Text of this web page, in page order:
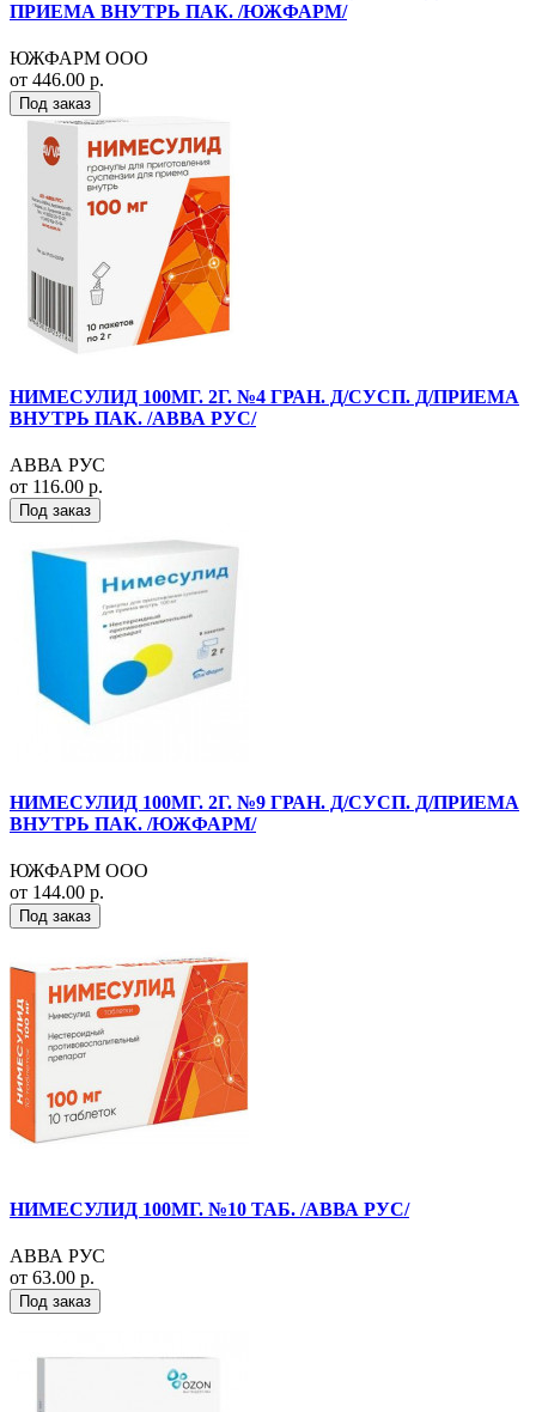
ПРИЕМА ВНУТРЬ ПАК. /ЮЖФАРМ/
ЮЖФАРМ ООО
от 446.00 р.
Под заказ
НИМЕСУЛИД 100МГ. 2Г. №4 ГРАН. Д/СУСП. Д/ПРИЕМА
ВНУТРЬ ПАК. /АВВА РУС/
АВВА РУС
от 116.00 р.
Под заказ
НИМЕСУЛИД 100МГ. 2Г. №9 ГРАН. Д/СУСП. Д/ПРИЕМА
ВНУТРЬ ПАК. /ЮЖФАРМ/
ЮЖФАРМ ООО
от 144.00 р.
Под заказ
НИМЕСУЛИД 100МГ. №10 ТАБ. /АВВА РУС/
АВВА РУС
от 63.00 р.
Под заказ